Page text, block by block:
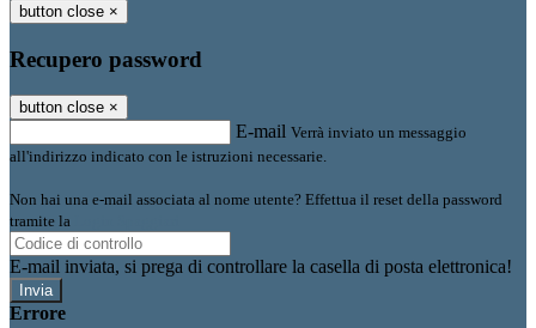
button close ×
Recupero password
button close ×
E-mail Verrà inviato un messaggio
all'indirizzo indicato con le istruzioni necessarie.
Non hai una e-mail associata al nome utente? Effettua il reset della password
tramite la
E-mail inviata, si prega di controllare la casella di posta elettronica!
Errore